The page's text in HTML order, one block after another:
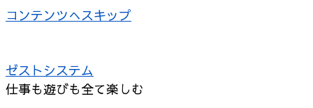
コンテンツへスキップ
ゼストシステム
仕事も遊びも全て楽しむ